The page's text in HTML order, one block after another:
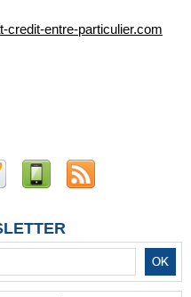
credit-entre-particulier.com